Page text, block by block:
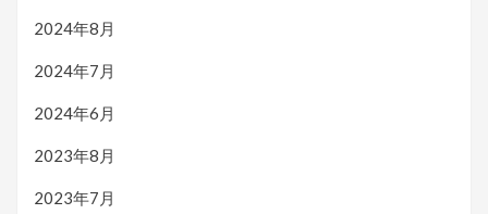
2024年8月
2024年7月
2024年6月
2023年8月
2023年7月